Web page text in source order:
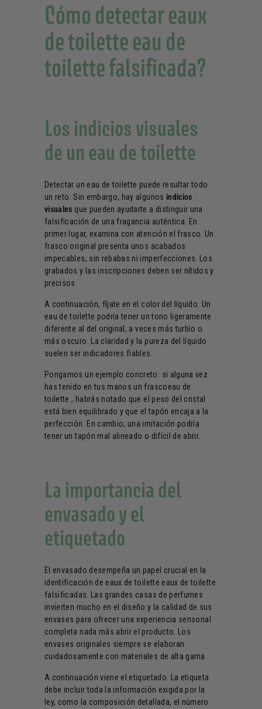
Cómo detectar eaux
de toilette eau de
toilette falsificada?
Los indicios visuales
de un eau de toilette
Detectar un eau de toilette puede resultar todo
un reto. Sin embargo, hay algunos indicios
visuales que pueden ayudarte a distinguir una
falsificación de una fragancia auténtica. En
primer lugar, examina con atención el frasco. Un
frasco original presenta unos acabados
impecables, sin rebabas ni imperfecciones. Los
grabados y las inscripciones deben ser nítidos y
precisos.
A continuación, fíjate en el color del líquido. Un
eau de toilette podría tener un tono ligeramente
diferente al del original, a veces más turbio o
más oscuro. La claridad y la pureza del líquido
suelen ser indicadores fiables.
Pongamos un ejemplo concreto: si alguna vez
has tenido en tus manos un frascoeau de
toilette , habrás notado que el peso del cristal
está bien equilibrado y que el tapón encaja a la
perfección. En cambio, una imitación podría
tener un tapón mal alineado o difícil de abrir.
La importancia del
envasado y el
etiquetado
El envasado desempeña un papel crucial en la
identificación de eaux de toilette eaux de toilette
falsificadas. Las grandes casas de perfumes
invierten mucho en el diseño y la calidad de sus
envases para ofrecer una experiencia sensorial
completa nada más abrir el producto. Los
envases originales siempre se elaboran
cuidadosamente con materiales de alta gama.
A continuación viene el etiquetado. La etiqueta
debe incluir toda la información exigida por la
ley, como la composición detallada, el número